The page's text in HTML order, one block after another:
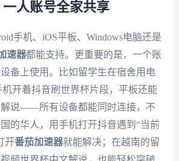
人账号全家共享
手机、iOS平板、Windows电脑还是
速器都能支持。更重要的是，一个账
备上使用。比如留学生在宿舍用电
开着抖音刷世界杯片段，平板还能
解说——所有设备都能同时连接，不
的华人，用手机打开抖音遇到“当前
开番茄加速器就能解决；在越南的留